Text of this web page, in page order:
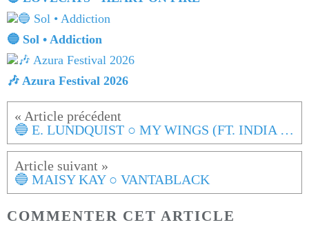
🔵 Sol • Addiction
🎶 Azura Festival 2026
🔵 E. LUNDQUIST ○ MY WINGS (FT. INDIA BLUE)
🔵 MAISY KAY ○ VANTABLACK
COMMENTER CET ARTICLE